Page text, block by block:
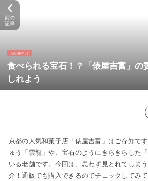
食べられる宝石！？「俵屋吉富」の
しれよう
前の
記事
京都の人気和菓子店「俵屋吉富」はご存知で
ゅう「雲龍」や、宝石のようにきらきらした
いる老舗です。今回は、思わず見とれてしま
介！通販でも購入できるのでチェックしてみ